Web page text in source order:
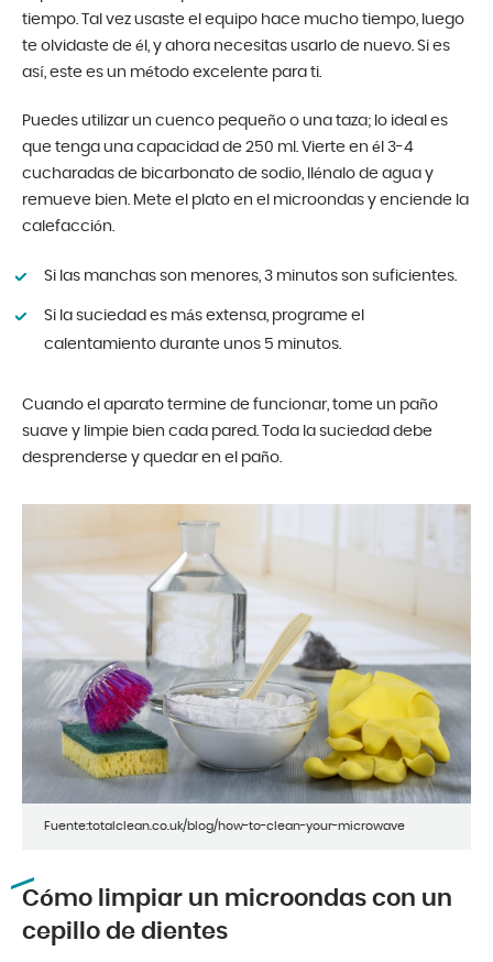
tiempo. Tal vez usaste el equipo hace mucho tiempo, luego
te olvidaste de él, y ahora necesitas usarlo de nuevo. Si es
así, este es un método excelente para ti.
Puedes utilizar un cuenco pequeño o una taza; lo ideal es
que tenga una capacidad de 250 ml. Vierte en él 3-4
cucharadas de bicarbonato de sodio, llénalo de agua y
remueve bien. Mete el plato en el microondas y enciende la
calefacción.
Si las manchas son menores, 3 minutos son suficientes.
Si la suciedad es más extensa, programe el
calentamiento durante unos 5 minutos.
Cuando el aparato termine de funcionar, tome un paño
suave y limpie bien cada pared. Toda la suciedad debe
desprenderse y quedar en el paño.
Fuente:totalclean.co.uk/blog/how-to-clean-your-microwave
Cómo limpiar un microondas con un
cepillo de dientes